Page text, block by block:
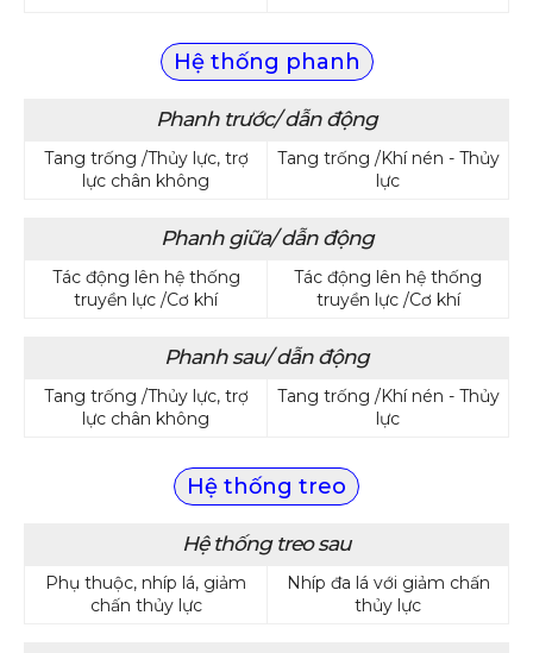
Hệ thống phanh
Phanh trước/ dẫn động
Tang trống /Thủy lực, trợ
lực chân không
Tang trống /Khí nén - Thủy
lực
Phanh giữa/ dẫn động
Tác động lên hệ thống
truyền lực /Cơ khí
Tác động lên hệ thống
truyền lực /Cơ khí
Phanh sau/ dẫn động
Tang trống /Thủy lực, trợ
lực chân không
Tang trống /Khí nén - Thủy
lực
Hệ thống treo
Hệ thống treo sau
Phụ thuộc, nhíp lá, giảm
chấn thủy lực
Nhíp đa lá với giảm chấn
thủy lực